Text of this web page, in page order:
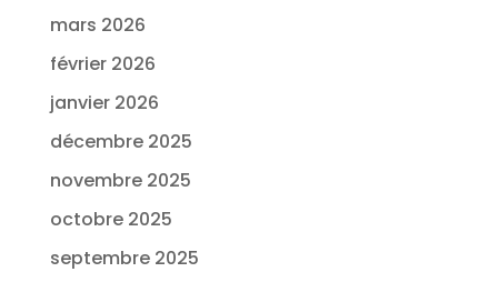
mars 2026
février 2026
janvier 2026
décembre 2025
novembre 2025
octobre 2025
septembre 2025